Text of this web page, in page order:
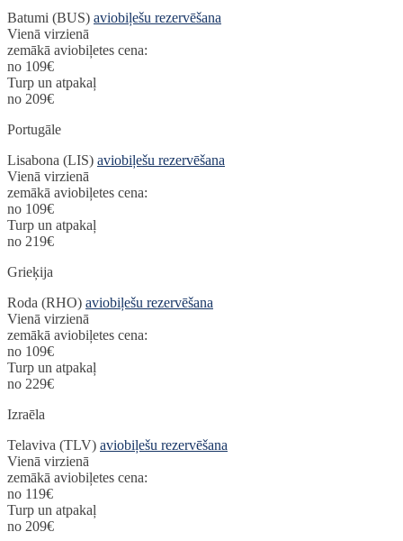
Batumi (BUS) aviobiļešu rezervēšana
Vienā virzienā
zemākā aviobiļetes cena:
no 109€
Turp un atpakaļ
no 209€
Portugāle
Lisabona (LIS) aviobiļešu rezervēšana
Vienā virzienā
zemākā aviobiļetes cena:
no 109€
Turp un atpakaļ
no 219€
Grieķija
Roda (RHO) aviobiļešu rezervēšana
Vienā virzienā
zemākā aviobiļetes cena:
no 109€
Turp un atpakaļ
no 229€
Izraēla
Telaviva (TLV) aviobiļešu rezervēšana
Vienā virzienā
zemākā aviobiļetes cena:
no 119€
Turp un atpakaļ
no 209€